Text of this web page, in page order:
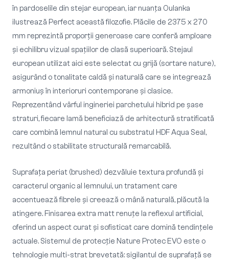
în pardoselile din stejar european, iar nuanța Oulanka
ilustrează Perfect această filozofie. Plăcile de 2375 x 270
mm reprezintă proporții generoase care conferă amploare
și echilibru vizual spațiilor de clasă superioară. Stejaul
european utilizat aici este selectat cu grijă (sortare nature),
asigurând o tonalitate caldă și naturală care se integrează
armoniuș în interioruri contemporane și clasice.
Reprezentând vârful ingineriei parchetului hibrid pe șase
straturi, fiecare lamă beneficiază de arhitectură stratificată
care combină lemnul natural cu substratul HDF Aqua Seal,
rezultând o stabilitate structurală remarcabilă.
Suprafața periat (brushed) dezvăluie textura profundă și
caracterul organic al lemnului, un tratament care
accentuează fibrele și creează o mână naturală, plăcută la
atingere. Finisarea extra matt renuțe la reflexul artificial,
oferind un aspect curat și sofisticat care domină tendințele
actuale. Sistemul de protecție Nature Protec EVO este o
tehnologie multi-strat brevetată: sigilantul de suprafață se